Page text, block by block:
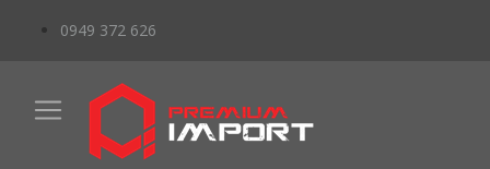
0949 372 626